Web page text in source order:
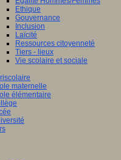
Ethique
Gouvernance
Inclusion
Laïcité
Ressources citoyenneté
Tiers - lieux
Vie scolaire et sociale
maternelle
élémentaire